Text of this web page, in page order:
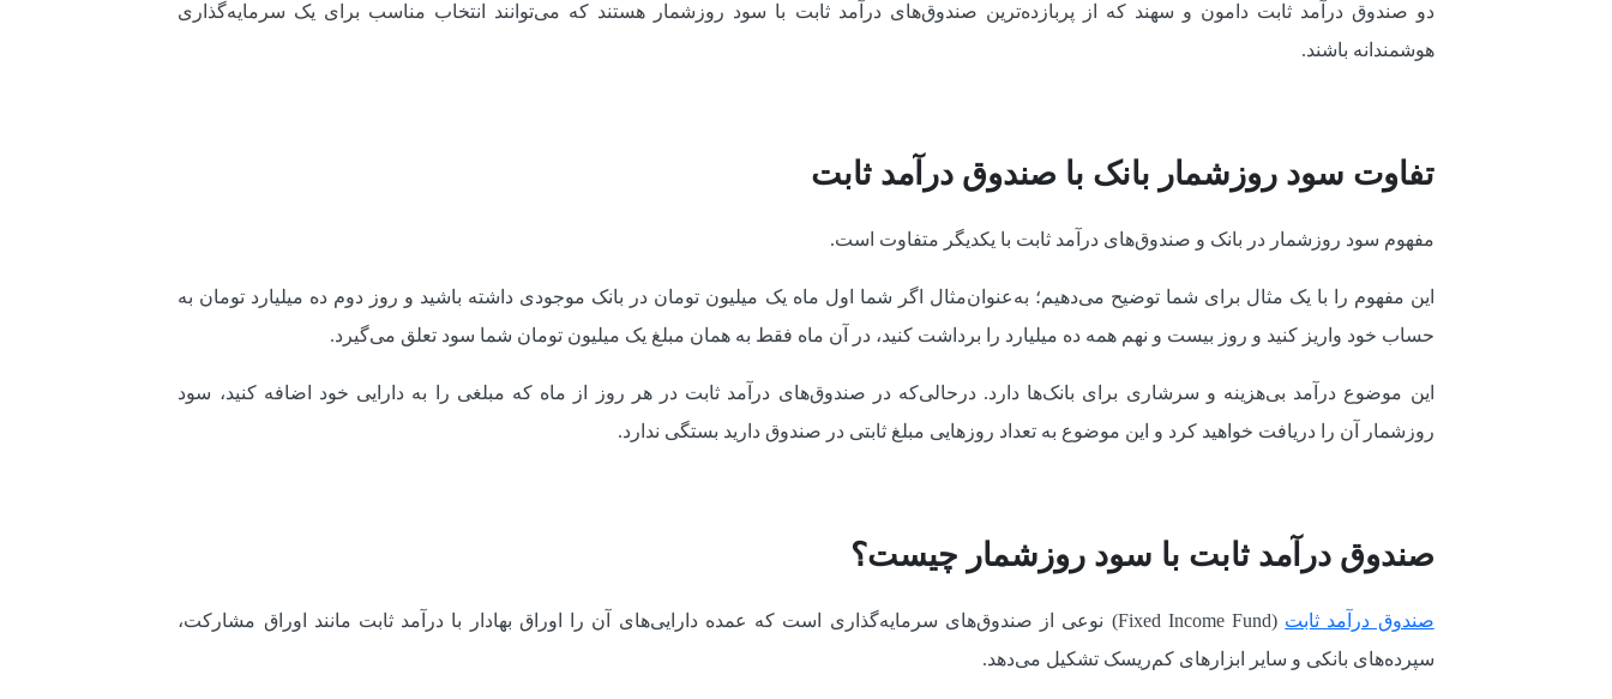
دو صندوق درآمد ثابت دامون و سهند که از پربازده‌ترین صندوق‌های درآمد ثابت با سود روزشمار هستند که می‌توانند انتخاب مناسب برای یک سرمایه‌گذاری
هوشمندانه باشند.
تفاوت سود روزشمار بانک با صندوق درآمد ثابت
مفهوم سود روزشمار در بانک و صندوق‌های درآمد ثابت با یکدیگر متفاوت است.
این مفهوم را با یک مثال برای شما توضیح می‌دهیم؛ به‌عنوان‌مثال اگر شما اول ماه یک میلیون تومان در بانک موجودی داشته باشید و روز دوم ده میلیارد تومان به
حساب خود واریز کنید و روز بیست و نهم همه ده میلیارد را برداشت کنید، در آن ماه فقط به همان مبلغ یک میلیون تومان شما سود تعلق می‌گیرد.
این موضوع درآمد بی‌هزینه و سرشاری برای بانک‌ها دارد. درحالی‌که در صندوق‌های درآمد ثابت در هر روز از ماه که مبلغی را به دارایی خود اضافه کنید، سود
روزشمار آن را دریافت خواهید کرد و این موضوع به تعداد روزهایی مبلغ ثابتی در صندوق دارید بستگی ندارد.
صندوق درآمد ثابت با سود روزشمار چیست؟
صندوق درآمد ثابت
(Fixed Income Fund) نوعی از صندوق‌های سرمایه‌گذاری است که عمده دارایی‌های آن را اوراق بهادار با درآمد ثابت مانند اوراق مشارکت،
سپرده‌های بانکی و سایر ابزارهای کم‌ریسک تشکیل می‌دهد.